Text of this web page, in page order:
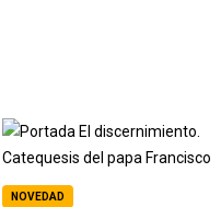
NOVEDAD